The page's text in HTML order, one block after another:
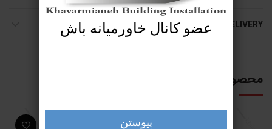
SHIPPING & DELIVERY
محصولات مرتبط
عضو کانال خاورمیانه باش
پیوستن